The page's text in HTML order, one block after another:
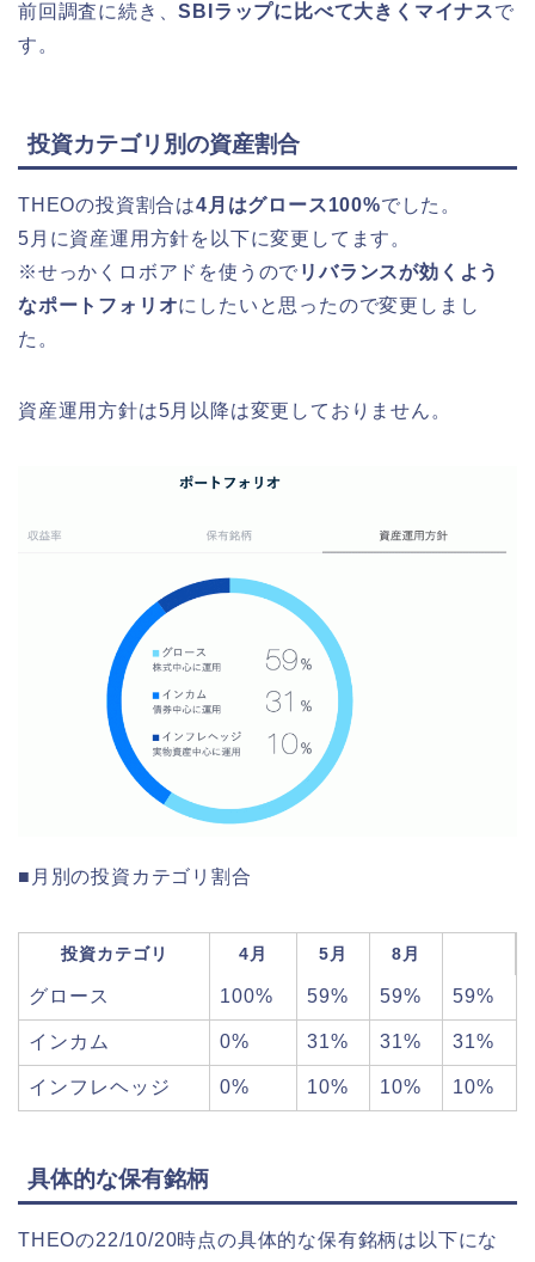
前回調査に続き、SBIラップに比べて大きくマイナスで
す。
投資カテゴリ別の資産割合
THEOの投資割合は4月はグロース100%でした。
5月に資産運用方針を以下に変更してます。
※せっかくロボアドを使うので リバランスが効くよう
なポートフォリオにしたいと思ったので変更しまし
た。
資産運用方針は5月以降は変更しておりません。
■月別の投資カテゴリ割合
投資カテゴリ 4月 5月 8月
グロース 100% 59% 59% 59%
インカム 0% 31% 31% 31%
インフレヘッジ 0% 10% 10% 10%
具体的な保有銘柄
THEOの22/10/20時点の具体的な保有銘柄は以下にな